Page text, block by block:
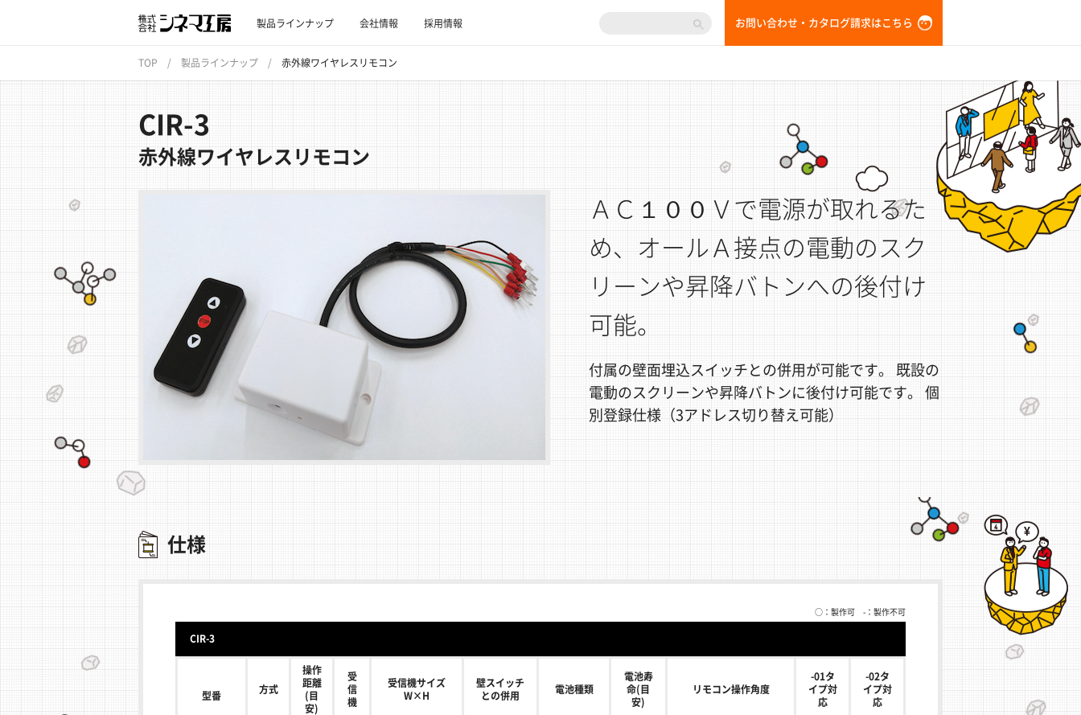
製品ラインナップ 会社情報 採用情報 お問い合わせ・カタログ請求はこちら
TOP 製品ラインナップ 赤外線ワイヤレスリモコン
CIR-3
赤外線ワイヤレスリモコン
ＡＣ１００Ｖで電源が取れるた
め、オールＡ接点の電動のスク
リーンや昇降バトンへの後付け
可能。
付属の壁面埋込スイッチとの併用が可能です。 既設の
電動のスクリーンや昇降バトンに後付け可能です。 個
別登録仕様（3アドレス切り替え可能）
仕様
○：製作可 -：製作不可
CIR-3
型番
方式
操作
距離
(目
安)
受
信
機
受信機サイズ
W×H
壁スイッチ
との併用
電池種類
電池寿
命(目
安)
リモコン操作角度
-01タ
イプ対
応
-02タ
イプ対
応